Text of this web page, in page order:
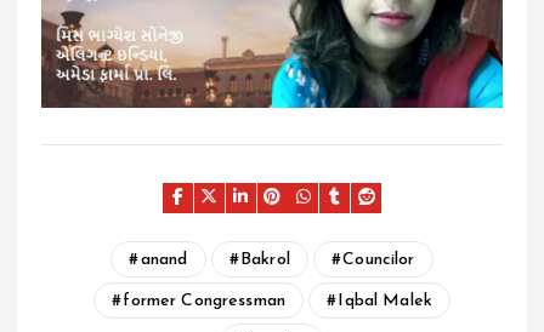
anand Bakrol Councilor
former Congressman Iqbal Malek